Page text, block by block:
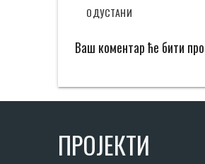
ОДУСТАНИ
Ваш коментар ће бити
ПРОЈЕКТИ